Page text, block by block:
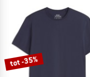
tot -35%